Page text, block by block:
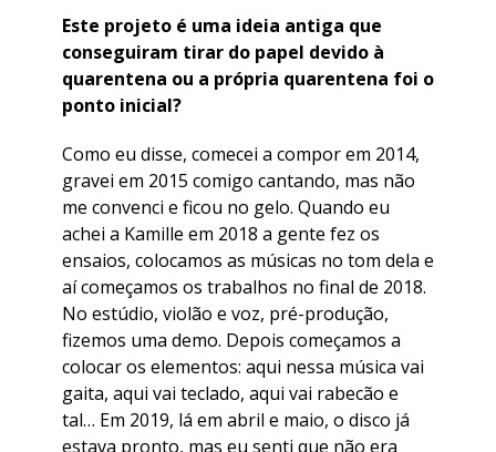
Este projeto é uma ideia antiga que
conseguiram tirar do papel devido à
quarentena ou a própria quarentena foi o
ponto inicial?
Como eu disse, comecei a compor em 2014,
gravei em 2015 comigo cantando, mas não
me convenci e ficou no gelo. Quando eu
achei a Kamille em 2018 a gente fez os
ensaios, colocamos as músicas no tom dela e
aí começamos os trabalhos no final de 2018.
No estúdio, violão e voz, pré-produção,
fizemos uma demo. Depois começamos a
colocar os elementos: aqui nessa música vai
gaita, aqui vai teclado, aqui vai rabecão e
tal… Em 2019, lá em abril e maio, o disco já
estava pronto, mas eu senti que não era